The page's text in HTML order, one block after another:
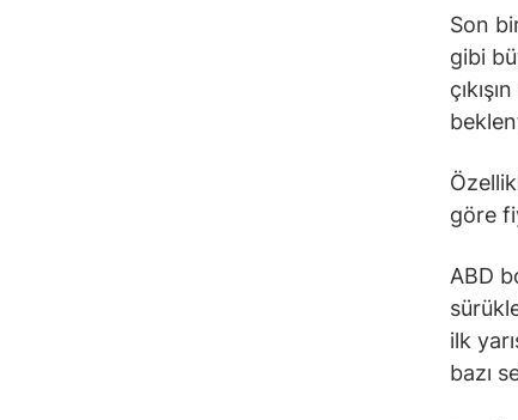
Son
gibi
göre
ABD
ilk
bazı